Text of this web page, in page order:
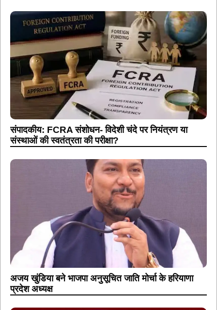
संपादकीय: FCRA संशोधन- विदेशी चंदे पर नियंत्रण या
संस्थाओं की स्वतंत्रता की परीक्षा?
अजय खुंडिया बने भाजपा अनुसूचित जाति मोर्चा के हरियाणा
प्रदेश अध्यक्ष